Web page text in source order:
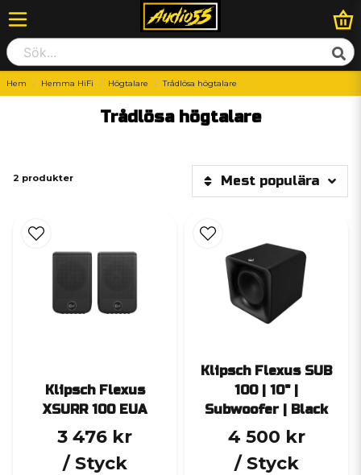
Hem Hemma HiFi Högtalare Trådlösa högtalare
Trådlösa högtalare
2 produkter Mest populära
Klipsch Flexus
XSURR 100 EUA
3 476 kr
/ Styck
Klipsch Flexus SUB
100 | 10" |
Subwoofer | Black
4 500 kr
/ Styck